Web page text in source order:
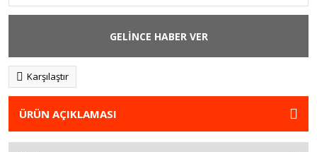
GELİNCE HABER VER
Karşılaştır
ÜRÜN AÇIKLAMASI